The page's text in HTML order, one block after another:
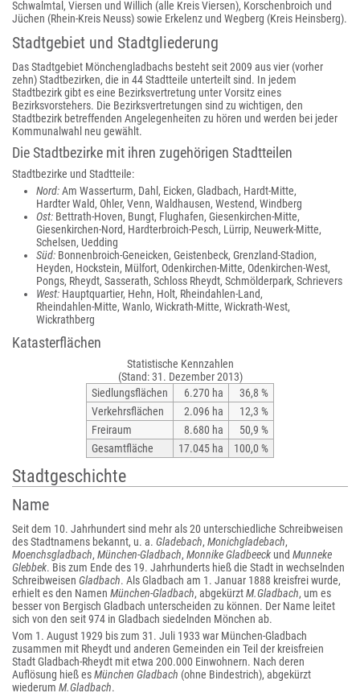
Schwalmtal, Viersen und Willich (alle Kreis Viersen), Korschenbroich und
Jüchen (Rhein-Kreis Neuss) sowie Erkelenz und Wegberg (Kreis Heinsberg).
Stadtgebiet und Stadtgliederung
Das Stadtgebiet Mönchengladbachs besteht seit 2009 aus vier (vorher
zehn) Stadtbezirken, die in 44 Stadtteile unterteilt sind. In jedem
Stadtbezirk gibt es eine Bezirksvertretung unter Vorsitz eines
Bezirksvorstehers. Die Bezirksvertretungen sind zu wichtigen, den
Stadtbezirk betreffenden Angelegenheiten zu hören und werden bei jeder
Kommunalwahl neu gewählt.
Die Stadtbezirke mit ihren zugehörigen Stadtteilen
Stadtbezirke und Stadtteile:
Nord:Am Wasserturm, Dahl, Eicken, Gladbach, Hardt-Mitte,
Hardter Wald, Ohler, Venn, Waldhausen, Westend, Windberg
Ost: Bettrath‑Hoven, Bungt, Flughafen, Giesenkirchen‑Mitte,
Giesenkirchen‑Nord, Hardterbroich‑Pesch, Lürrip, Neuwerk‑Mitte,
Schelsen, Uedding
Süd: Bonnenbroich‑Geneicken, Geistenbeck, Grenzland‑Stadion,
Heyden, Hockstein, Mülfort, Odenkirchen‑Mitte, Odenkirchen‑West,
Pongs, Rheydt, Sasserath, Schloss Rheydt, Schmölderpark, Schrievers
West: Hauptquartier, Hehn, Holt, Rheindahlen‑Land,
Rheindahlen‑Mitte, Wanlo, Wickrath-Mitte, Wickrath‑West,
Wickrathberg
Katasterflächen
Statistische Kennzahlen
(Stand: 31. Dezember 2013)
Siedlungsflächen
6.270 ha
36,8 %
Verkehrsflächen
2.096 ha
12,3 %
Freiraum
8.680 ha
50,9 %
Gesamtfläche
17.045 ha 100,0 %
Stadtgeschichte
Name
Seit dem 10. Jahrhundert sind mehr als 20 unterschiedliche Schreibweisen
des Stadtnamens bekannt, u. a. Gladebach, Monichgladebach,
Moenchsgladbach, München-Gladbach, Monnike Gladbeeck und Munneke
Glebbek. Bis zum Ende des 19. Jahrhunderts hieß die Stadt in wechselnden
Schreibweisen Gladbach. Als Gladbach am 1. Januar 1888 kreisfrei wurde,
erhielt es den Namen München-Gladbach, abgekürztM.Gladbach, um es
besser von Bergisch Gladbach unterscheiden zu können. Der Name leitet
sich von den seit 974 in Gladbach siedelnden Mönchen ab.
Vom 1. August 1929 bis zum 31. Juli 1933 war München-Gladbach
zusammen mit Rheydt und anderen Gemeinden ein Teil der kreisfreien
Stadt Gladbach-Rheydt mit etwa 200.000 Einwohnern. Nach deren
Auflösung hieß esMünchen Gladbach (ohne Bindestrich), abgekürzt
wiederum M.Gladbach.